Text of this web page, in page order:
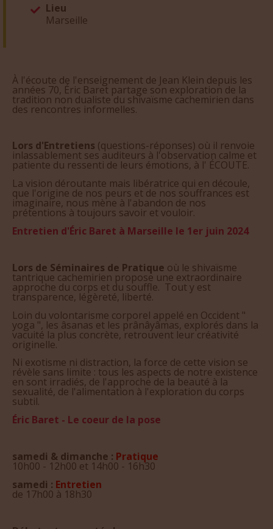
Lieu
Marseille
À l'écoute de l'enseignement de Jean Klein depuis les
années 70, Éric Baret partage son exploration de la
tradition non dualiste du shivaïsme cachemirien dans
des rencontres informelles.
Lors d'Entretiens (questions-réponses) où il renvoie
inlassablement ses auditeurs à l'observation calme et
patiente du ressenti de leurs émotions, à l' ÉCOUTE.
La vision déroutante mais libératrice qui en découle,
que l'origine de nos peurs et de nos souffrances est
imaginaire, nous mène à l'abandon de nos
prétentions à toujours savoir et vouloir.
Entretien d'Éric Baret à Marseille le 1er juin 2024
Lors de Séminaires de Pratique où le shivaïsme
tantrique cachemirien propose une extraordinaire
approche du corps et du souffle. Tout y est
transparence, légèreté, liberté.
Loin du volontarisme corporel appelé en Occident "
yoga ", les âsanas et les prânâyâmas, explorés dans la
vacuité la plus concrète, retrouvent leur créativité
originelle.
Ni exotisme ni distraction, la force de cette vision se
révèle sans limite : tous les aspects de notre existence
en sont irradiés, de l'approche de la beauté à la
sexualité, de l'alimentation à l'exploration du corps
subtil.
Éric Baret - Le coeur de la pose
samedi & dimanche : Pratique
10h00 - 12h00 et 14h00 - 16h30
samedi : Entretien
de 17h00 à 18h30